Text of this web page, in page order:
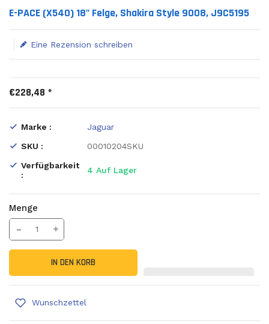
E-PACE (X540) 18" Felge, Shakira Style 9008, J9C5195
Eine Rezension schreiben
Translation missing: de.products.product.loader_label
€228,48 *
Marke :
Jaguar
SKU :
00010204SKU
Verfügbarkeit
:
4 Auf Lager
Menge
Translation missing: de.products.product.decrease
Menge erhöhen
IN DEN KORB
Wunschzettel